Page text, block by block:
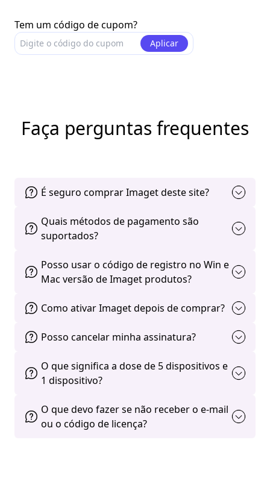
Tem um código de cupom?
Aplicar
Faça perguntas frequentes
É seguro comprar Imaget deste site?
Quais métodos de pagamento são
suportados?
Posso usar o código de registro no Win e
Mac versão de Imaget produtos?
Como ativar Imaget depois de comprar?
Posso cancelar minha assinatura?
O que significa a dose de 5 dispositivos e
1 dispositivo?
O que devo fazer se não receber o e-mail
ou o código de licença?